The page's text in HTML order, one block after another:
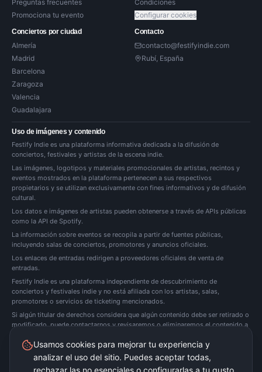
Preguntas frecuentes
Promociona tu evento
Condiciones
Configurar cookies
Conciertos por ciudad
Almería
Madrid
Barcelona
Zaragoza
Valencia
Guadalajara
Contacto
contacto@festifyindie.com
Rubí, España
Uso de imágenes y contenido
Festify Indie es una plataforma informativa dedicada a la difusión de
conciertos, festivales y artistas de la escena indie.
Las imágenes, logotipos y materiales promocionales de artistas, recintos y
eventos mostrados en la plataforma pertenecen a sus respectivos
propietarios y se utilizan exclusivamente con fines informativos y de difusión
cultural.
Los datos e imágenes de artistas pueden obtenerse a través de APIs públicas
como la API de Spotify.
La información sobre eventos se recopila a partir de fuentes públicas,
incluyendo salas de conciertos, promotores y anuncios oficiales.
Los enlaces de entradas redirigen a proveedores oficiales de venta de
entradas.
Festify Indie es una plataforma independiente de descubrimiento de
conciertos y festivales indie y no está afiliada con los artistas, salas,
promotores o servicios de ticketing mencionados.
Si algún titular de derechos considera que algún contenido debe ser retirado o
modificado, puede contactarnos y revisaremos o eliminaremos el contenido a
Festify Indie no vende entradas directamente. Redirigimos a plataformas oficiales de
Usamos cookies para mejorar tu experiencia y
analizar el uso del sitio. Puedes aceptar todas,
rechazar las no esenciales o configurarlas a tu gusto.